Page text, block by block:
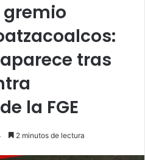
gremio
tras
la FGE
2 minutos de lectura